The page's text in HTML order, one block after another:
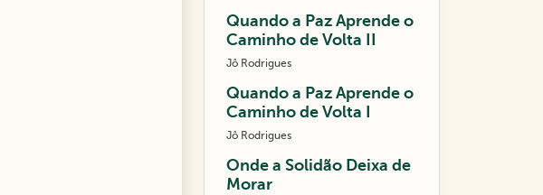
Quando a Paz Aprende o
Caminho de Volta II
Jô Rodrigues
Quando a Paz Aprende o
Caminho de Volta I
Jô Rodrigues
Onde a Solidão Deixa de
Morar